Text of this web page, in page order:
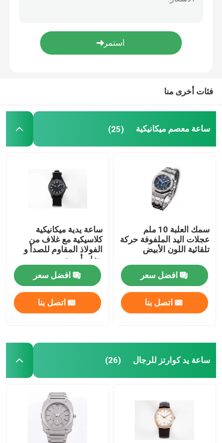
ساعة يد بحزام جلدي
ساعة يد أنيقة
فئات أخرى منا
ساعة معصم ميكانيكية (25)
سمك العلبة 10 ملم
عجلات اليد الملفوفة حركة
تلقائية اللون الأبيض
افضل سعر
اتصل بنا
ساعة يدية ميكانيكية
كلاسيكية مع غلاف من
الفولاذ المقاوم للصدأ و
حزام أسود
افضل سعر
اتصل بنا
ساعة يد كوارتز للرجال (26)